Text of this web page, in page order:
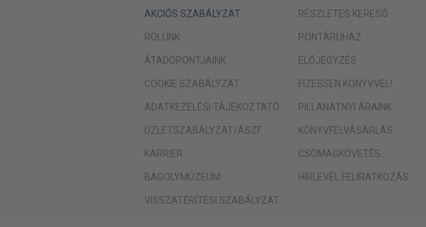
AKCIÓS SZABÁLYZAT
RÓLUNK
ÁTADÓPONTJAINK
COOKIE SZABÁLYZAT
ADATKEZELÉSI TÁJÉKOZTATÓ
ÜZLETSZABÁLYZAT/ÁSZF
KARRIER
BAGOLYMÚZEUM
VISSZATÉRÍTÉSI SZABÁLYZAT
RÉSZLETES KERESŐ
PONTÁRUHÁZ
ELŐJEGYZÉS
FIZESSEN KÖNYVVEL!
PILLANATNYI ÁRAINK
KÖNYVFELVÁSÁRLÁS
CSOMAGKÖVETÉS
HÍRLEVÉL FELIRATKOZÁS